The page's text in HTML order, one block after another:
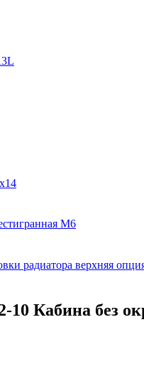
М6
радиатора верхняя
10 Кабина без